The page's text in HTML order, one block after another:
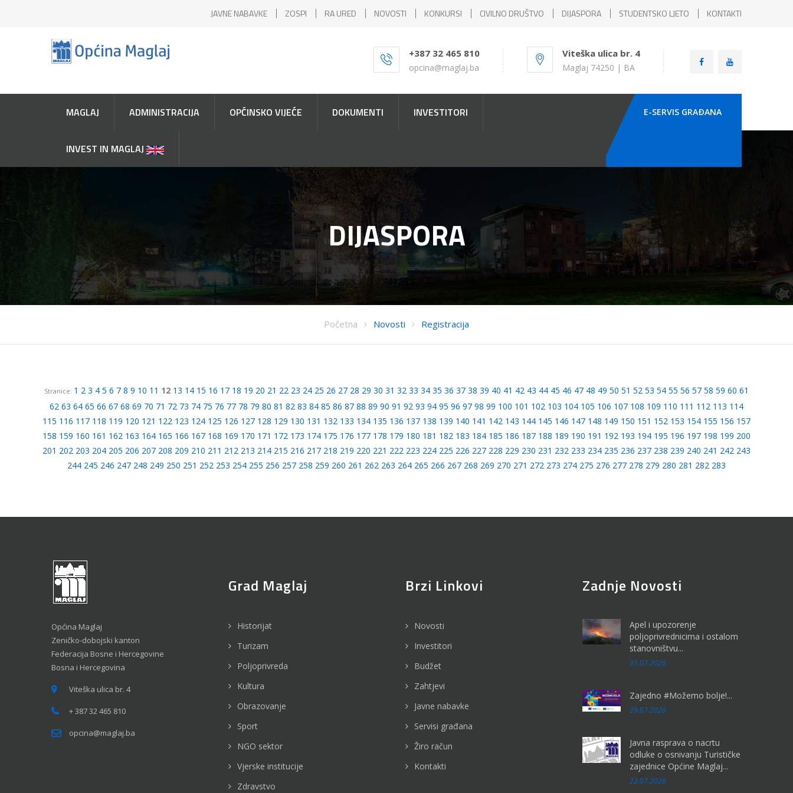
JAVNE NABAVKE ZOSPI RA URED NOVOSTI KONKURSI CIVILNO DRUŠTVO DIJASPORA STUDENTSKO LJETO KONTAKTI
+387 32 465 810
opcina@maglaj.ba
Viteška ulica br. 4
Maglaj 74250 | BA
MAGLAJ ADMINISTRACIJA OPĆINSKO VIJEĆE DOKUMENTI INVESTITORI
INVEST IN MAGLAJ
E-SERVIS GRAÐANA
DIJASPORA
Početna Novosti Registracija
Stranice: 1 2 3 4 5 6 7 8 9 10 11 12 13 14 15 16 17 18 19 20 21 22 23 24 25 26 27 28 29 30 31 32 33 34 35 36 37 38 39 40 41 42 43 44 45 46 47 48 49 50 51 52 53 54 55 56 57 58 59 60 61
62 63 64 65 66 67 68 69 70 71 72 73 74 75 76 77 78 79 80 81 82 83 84 85 86 87 88 89 90 91 92 93 94 95 96 97 98 99 100 101 102 103 104 105 106 107 108 109 110 111 112 113 114
115 116 117 118 119 120 121 122 123 124 125 126 127 128 129 130 131 132 133 134 135 136 137 138 139 140 141 142 143 144 145 146 147 148 149 150 151 152 153 154 155 156 157
158 159 160 161 162 163 164 165 166 167 168 169 170 171 172 173 174 175 176 177 178 179 180 181 182 183 184 185 186 187 188 189 190 191 192 193 194 195 196 197 198 199 200
201 202 203 204 205 206 207 208 209 210 211 212 213 214 215 216 217 218 219 220 221 222 223 224 225 226 227 228 229 230 231 232 233 234 235 236 237 238 239 240 241 242 243
244 245 246 247 248 249 250 251 252 253 254 255 256 257 258 259 260 261 262 263 264 265 266 267 268 269 270 271 272 273 274 275 276 277 278 279 280 281 282 283
Općina Maglaj
Zeničko-dobojski kanton
Federacija Bosne i Hercegovine
Bosna i Hercegovina
Viteška ulica br. 4
+ 387 32 465 810
opcina@maglaj.ba
Grad Maglaj
Historijat
Turizam
Poljoprivreda
Kultura
Obrazovanje
Sport
NGO sektor
Vjerske institucije
Zdravstvo
Brzi Linkovi
Novosti
Investitori
Budžet
Zahtjevi
Javne nabavke
Servisi građana
Žiro račun
Kontakti
Zadnje Novosti
Apel i upozorenje
poljoprivrednicima i ostalom
stanovništvu...
31.07.2026
Zajedno #Možemo bolje!...
29.07.2026
Javna rasprava o nacrtu
odluke o osnivanju Turističke
zajednice Općine Maglaj...
22.07.2026